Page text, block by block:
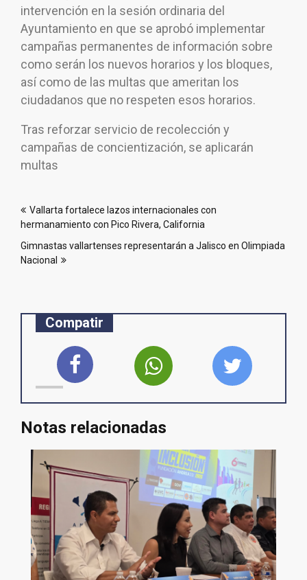
intervención en la sesión ordinaria del
Ayuntamiento en que se aprobó implementar
campañas permanentes de información sobre
como serán los nuevos horarios y los bloques,
así como de las multas que ameritan los
ciudadanos que no respeten esos horarios.
Tras reforzar servicio de recolección y
campañas de concientización, se aplicarán
multas
de
entradas
Vallarta fortalece lazos internacionales con
hermanamiento con Pico Rivera, California
Gimnastas vallartenses representarán a Jalisco en Olimpiada
Nacional
Compatir
Notas relacionadas